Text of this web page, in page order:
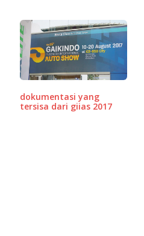
r
d
P
r
e
ss
ar
e
dokumentasi yang
tersisa dari giias 2017